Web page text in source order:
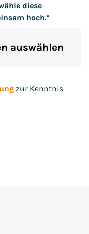
diese
hoch.*
auswählen
zur Kenntnis